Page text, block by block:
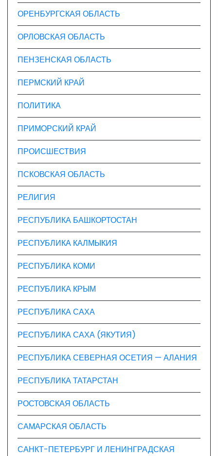
ОРЕНБУРГСКАЯ ОБЛАСТЬ
ОРЛОВСКАЯ ОБЛАСТЬ
ПЕНЗЕНСКАЯ ОБЛАСТЬ
ПЕРМСКИЙ КРАЙ
ПОЛИТИКА
ПРИМОРСКИЙ КРАЙ
ПРОИСШЕСТВИЯ
ПСКОВСКАЯ ОБЛАСТЬ
РЕЛИГИЯ
РЕСПУБЛИКА БАШКОРТОСТАН
РЕСПУБЛИКА КАЛМЫКИЯ
РЕСПУБЛИКА КОМИ
РЕСПУБЛИКА КРЫМ
РЕСПУБЛИКА САХА
РЕСПУБЛИКА САХА (ЯКУТИЯ)
РЕСПУБЛИКА СЕВЕРНАЯ ОСЕТИЯ — АЛАНИЯ
РЕСПУБЛИКА ТАТАРСТАН
РОСТОВСКАЯ ОБЛАСТЬ
САМАРСКАЯ ОБЛАСТЬ
САНКТ-ПЕТЕРБУРГ И ЛЕНИНГРАДСКАЯ